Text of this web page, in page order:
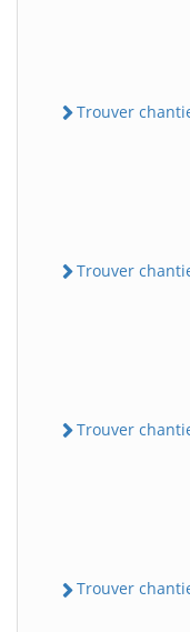
Trouver
Trouver
Trouver
Trouver